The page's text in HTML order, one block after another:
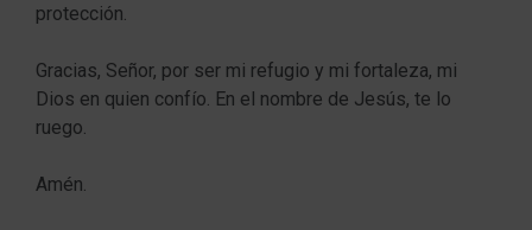
protección.
Gracias, Señor, por ser mi refugio y mi fortaleza, mi
Dios en quien confío. En el nombre de Jesús, te lo
ruego.
Amén.